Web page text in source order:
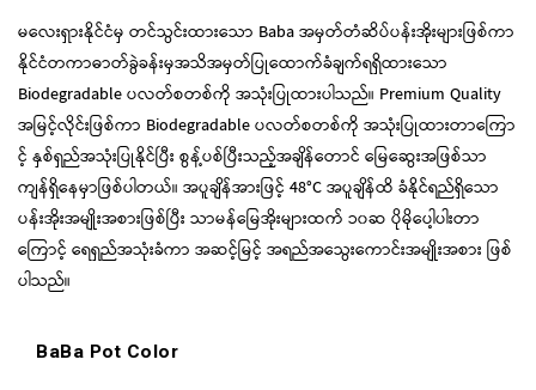
မလေးရှားနိုင်ငံမှ တင်သွင်းထားသော Baba အမှတ်တံဆိပ်ပန်းအိုးများဖြစ်ကာ
နိုင်ငံတကာဓာတ်ခွဲခန်းမှအသိအမှတ်ပြုထောက်ခံချက်ရရှိထားသော
Biodegradable ပလတ်စတစ်ကို အသုံးပြုထားပါသည်။ Premium Quality
အမြင့်လိုင်းဖြစ်ကာ Biodegradable ပလတ်စတစ်ကို အသုံးပြုထားတာကြော
င့် နှစ်ရှည်အသုံးပြုနိုင်ပြီး စွန့်ပစ်ပြီးသည့်အချိန်တောင် မြေဆွေးအဖြစ်သာ
ကျန်ရှိနေမှာဖြစ်ပါတယ်။ အပူချိန်အားဖြင့် 48°C အပူချိန်ထိ ခံနိုင်ရည်ရှိသော
ပန်းအိုးအမျိုးအစားဖြစ်ပြီး သာမန်မြေအိုးများထက် ၁၀ဆ ပိုမိုပေါ့ပါးတာ
ကြောင့် ရေရှည်အသုံးခံကာ အဆင့်မြင့် အရည်အသွေးကောင်းအမျိုးအစား ဖြစ်
ပါသည်။
BaBa Pot Color